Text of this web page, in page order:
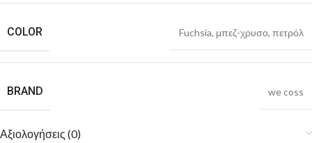
COLOR Fuchsia, μπεζ-χρυσο, πετρόλ
BRAND we coss
Αξιολογήσεις (0)